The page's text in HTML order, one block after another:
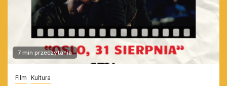
7 min przeczytania
Film Kultura